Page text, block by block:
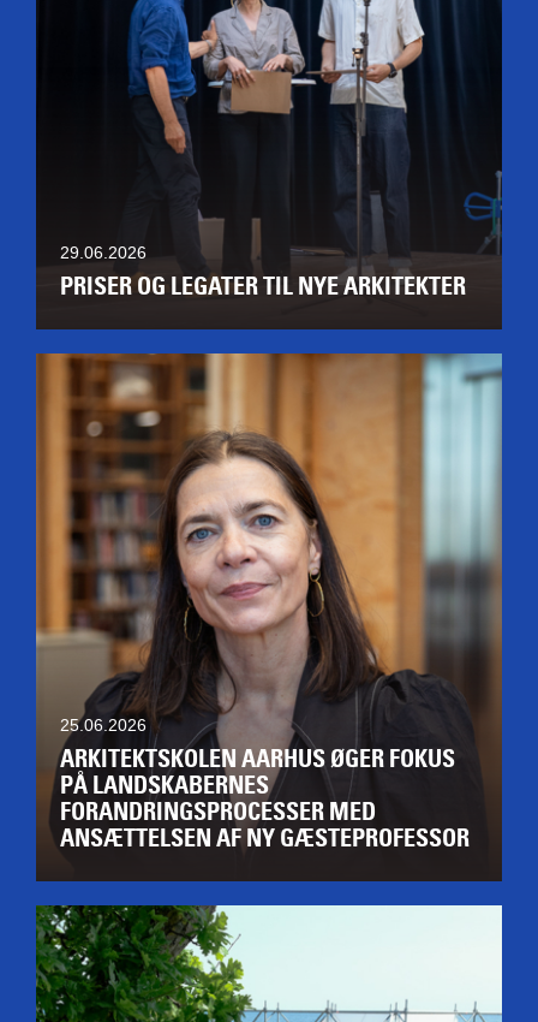
29.06.2026
PRISER OG LEGATER TIL NYE ARKITEKTER
25.06.2026
ARKITEKTSKOLEN AARHUS ØGER FOKUS
PÅ LANDSKABERNES
FORANDRINGSPROCESSER MED
ANSÆTTELSEN AF NY GÆSTEPROFESSOR